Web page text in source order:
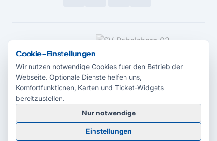
MEDIENPARTNER
© 2026 Radio Potsdam. Webseite entwickelt durch dieMedienagentur
Babelsberg
Cookie-Einstellungen
Wir nutzen notwendige Cookies fuer den Betrieb der
Webseite. Optionale Dienste helfen uns,
Komfortfunktionen, Karten und Ticket-Widgets
bereitzustellen.
Nur notwendige
Einstellungen